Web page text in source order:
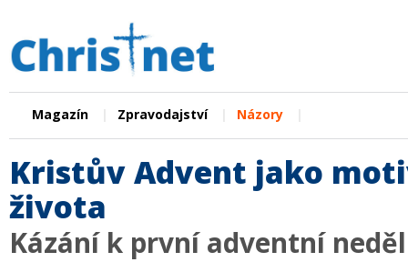
Magazín Zpravodajství Názory
Kristův Advent jako
života
Kázání k první adventní